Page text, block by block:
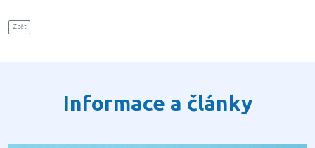
Zpět
Informace a články